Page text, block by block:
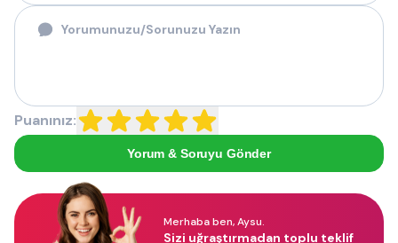
Puanınız:
Yorum & Soruyu Gönder
Merhaba ben, Aysu.
Sizi uğraştırmadan toplu teklif